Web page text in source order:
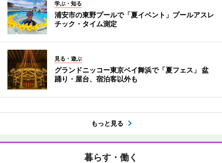
学ぶ・知る
浦安市の東野プールで「夏イベント」プールアスレ
チック・タイム測定
見る・遊ぶ
グランドニッコー東京ベイ舞浜で「夏フェス」 盆
踊り・屋台、宿泊客以外も
もっと見る
暮らす・働く